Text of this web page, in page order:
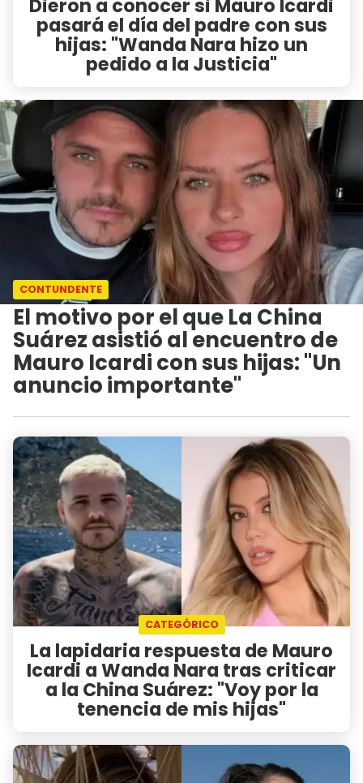
Dieron a conocer si Mauro Icardi
pasará el día del padre con sus
hijas: "Wanda Nara hizo un
pedido a la Justicia"
CONTUNDENTE
El motivo por el que La China
Suárez asistió al encuentro de
Mauro Icardi con sus hijas: "Un
anuncio importante"
CATEGÓRICO
La lapidaria respuesta de Mauro
Icardi a Wanda Nara tras criticar
a la China Suárez: "Voy por la
tenencia de mis hijas"